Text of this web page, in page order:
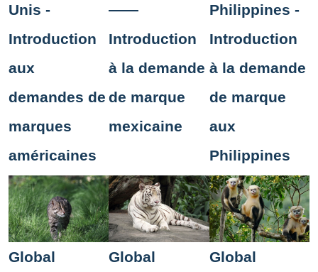
Unis -
Introduction
aux
demandes de
marques
américaines
——
Introduction
à la demande
de marque
mexicaine
Philippines -
Introduction
à la demande
de marque
aux
Philippines
Global Global Global